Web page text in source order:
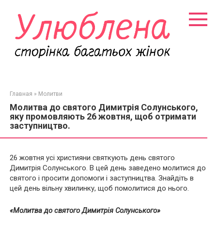
контенту
Главная » Молитви
Молитва до святого Димитрія Солунського,
яку промовляють 26 жовтня, щоб отримати
заступництво.
26 жовтня усі християни святкують день святого
Димитрія Солунського. В цей день заведено молитися до
святого і просити допомоги і заступництва. Знайдіть в
цей день вільну хвилинку, щоб помолитися до нього.
«Молитва до святого Димитрія Солунського»